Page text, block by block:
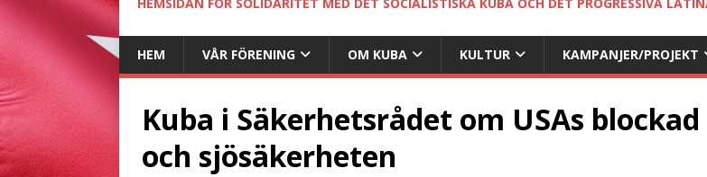
HEMSIDAN FÖR SOLIDARITET MED DET SOCIALISTISKA KUBA OCH DET PROGRESSIVA
HEM VÅR FÖRENING OM KUBA KULTUR KAMPANJER/PROJEKT
Kuba i Säkerhetsrådet om USAs blockad
och sjösäkerheten